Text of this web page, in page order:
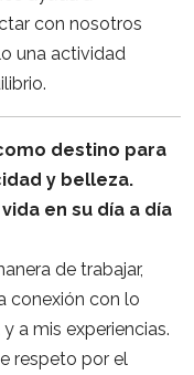
con nosotros
una actividad
destino para
y belleza.
en su día a día
de trabajar,
conexión con lo
a mis experiencias.
respeto por el